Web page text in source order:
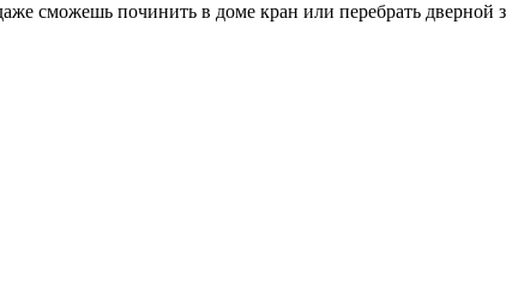
сможешь починить в доме кран или перебрать дверной